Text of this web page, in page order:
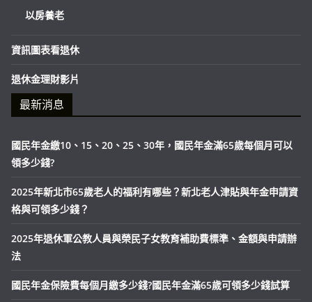
以房養老
資訊圖表看退休
退休金理財影片
最新消息
國民年金繳10、15、20、25、30年，國民年金滿65歲每個月可以
領多少錢?
2025年新北市65歲老人的福利有哪些？新北老人津貼與年金申請資
格與可領多少錢？
2025年退休軍公教人員與榮民子女教育補助費標準、金額與申請辦
法
國民年金保險費每個月繳多少錢?國民年金滿65歲可領多少錢試算